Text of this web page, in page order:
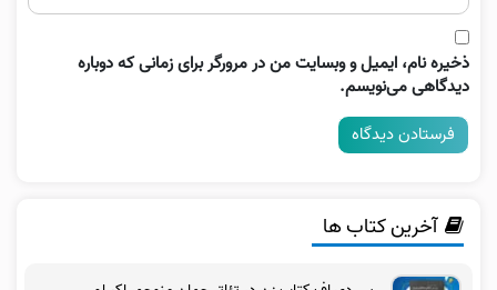
ذخیره نام، ایمیل و وبسایت من در مرورگر برای زمانی که دوباره
دیدگاهی می‌نویسم.
آخرین کتاب ها